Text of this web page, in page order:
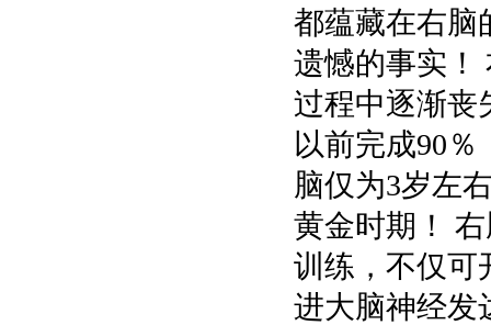
都蕴藏在右脑
遗憾的事实！
过程中逐渐丧
以前完成90
脑仅为3岁左
黄金时期！
训练，不仅可
进大脑神经发